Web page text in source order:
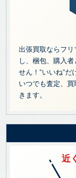
出張買取ならフ
し、梱包、購入
せん！”いいね”
いつでも査定、
きます。
近